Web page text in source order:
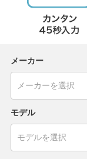
メーカー
モデル